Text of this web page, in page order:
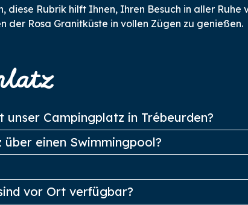
Rubrik hilft Ihnen, Ihren Besuch in aller
der Rosa Granitküste in vollen Zügen zu genießen.
Campingplatz in Trébeurden?
einen Swimmingpool?
vor Ort verfügbar?